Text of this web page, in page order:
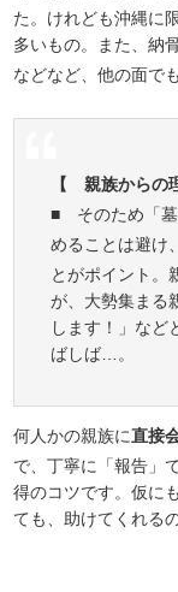
た。けれども沖縄に
多いもの。また、納
などなど、他の面でも
【 親族からの
■ そのため「墓
めることは避け
とがポイント。
が、大勢集まる
します！」など
ばしば…。
何人かの親族に直接
で、丁寧に「報告」
得のコツです。仮に
ても、助けてくれる